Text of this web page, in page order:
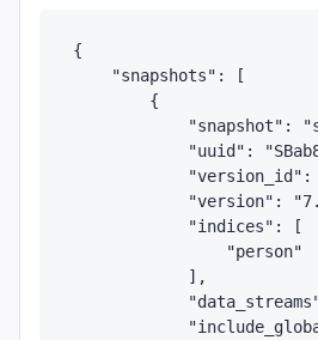
{
    "snapshots": [
        {
"snapshot":
"uuid":
"version_id":
"version":
            "indices": [
                "person"
            ],